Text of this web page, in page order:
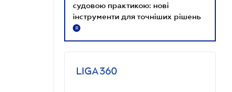
судовою практикою: нові
інструменти для точніших рішень
R